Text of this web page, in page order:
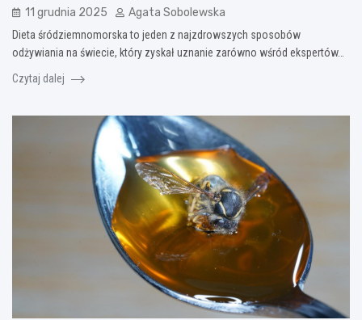
11 grudnia 2025 Agata Sobolewska
Dieta śródziemnomorska to jeden z najzdrowszych sposobów
odżywiania na świecie, który zyskał uznanie zarówno wśród ekspertów…
Czytaj dalej